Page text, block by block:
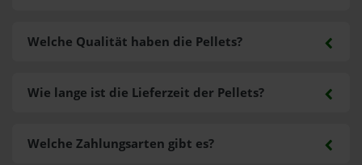
Welche Zahlungsarten gibt es?
Welche Qualität haben die Pellets?
Wie lange ist die Lieferzeit der Pellets?